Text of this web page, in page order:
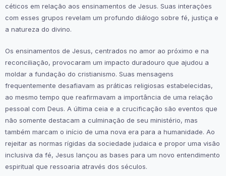
céticos em relação aos ensinamentos de Jesus. Suas interações
com esses grupos revelam um profundo diálogo sobre fé, justiça e
a natureza do divino.
Os ensinamentos de Jesus, centrados no amor ao próximo e na
reconciliação, provocaram um impacto duradouro que ajudou a
moldar a fundação do cristianismo. Suas mensagens
frequentemente desafiavam as práticas religiosas estabelecidas,
ao mesmo tempo que reafirmavam a importância de uma relação
pessoal com Deus. A última ceia e a crucificação são eventos que
não somente destacam a culminação de seu ministério, mas
também marcam o início de uma nova era para a humanidade. Ao
rejeitar as normas rígidas da sociedade judaica e propor uma visão
inclusiva da fé, Jesus lançou as bases para um novo entendimento
espiritual que ressoaria através dos séculos.